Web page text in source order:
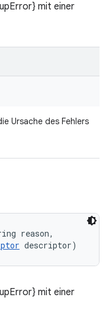
mit einer
Ursache des Fehlers
reason,
descriptor)
mit einer